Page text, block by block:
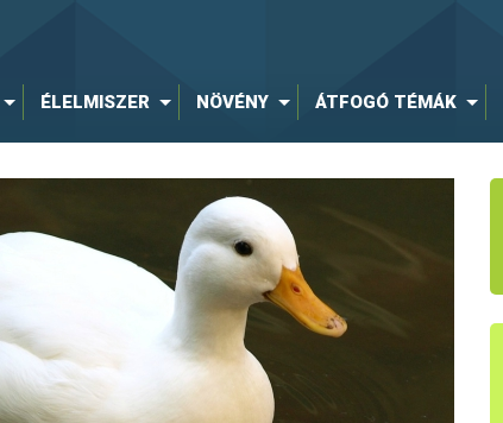
ÉLELMISZER NÖVÉNY ÁTFOGÓ TÉMÁK